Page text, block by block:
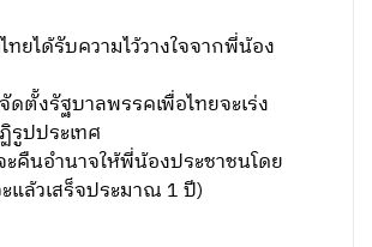
ทยได้รับความไว้วางใจจากพี่น้อง
ดตั้งรัฐบาลพรรคเพื่อไทยจะเร่ง
รูปประเทศ
คืนอำนาจให้พี่น้องประชาชนโดย
ะแล้วเสร็จประมาณ 1 ปี)